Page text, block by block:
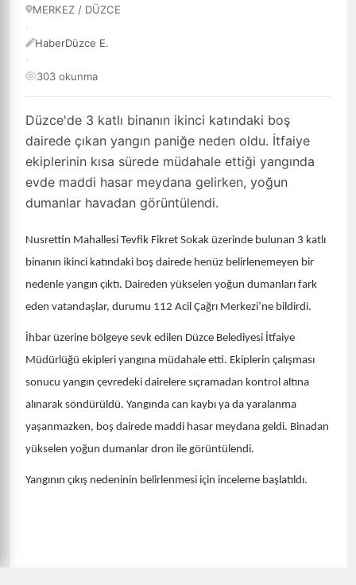
Düzce'de 3 katlı binanın ikinci katındaki boş
dairede çıkan yangın paniğe neden oldu. İtfaiye
ekiplerinin kısa sürede müdahale ettiği yangında
evde maddi hasar meydana gelirken, yoğun
dumanlar havadan görüntülendi.
MERKEZ / DÜZCE
·
HaberDüzce E.
·
303 okunma
Nusrettin Mahallesi Tevfik Fikret Sokak üzerinde bulunan 3 katlı
binanın ikinci katındaki boş dairede henüz belirlenemeyen bir
nedenle yangın çıktı. Daireden yükselen yoğun dumanları fark
eden vatandaşlar, durumu 112 Acil Çağrı Merkezi’ne bildirdi.
İhbar üzerine bölgeye sevk edilen Düzce Belediyesi İtfaiye
Müdürlüğü ekipleri yangına müdahale etti. Ekiplerin çalışması
sonucu yangın çevredeki dairelere sıçramadan kontrol altına
alınarak söndürüldü. Yangında can kaybı ya da yaralanma
yaşanmazken, boş dairede maddi hasar meydana geldi. Binadan
yükselen yoğun dumanlar dron ile görüntülendi.
Yangının çıkış nedeninin belirlenmesi için inceleme başlatıldı.